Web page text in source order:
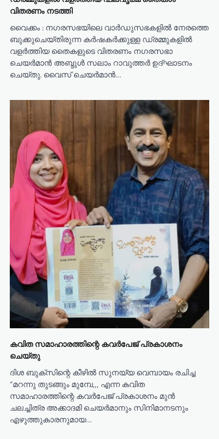
വിതരണം നടത്തി
വൈക്കം : നഗരസഭയിലെ വാർഡുസഭകളിൽ നേരത്തെ
ബുക്കുചെയ്തിരുന്ന കർഷകർക്കുള്ള ഡ്രമ്മുകളിൽ
വളർത്തിയ തൈകളുടെ വിതരണം നഗരസഭാ
ചെയർമാൻ അബ്ദുൾ സലാം റാവുത്തർ ഉദ്ഘാടനം
ചെയ്തു. വൈസ് ചെയർമാൻ…
കവിത സമാഹാരത്തിന്റെ കവർപേജ് പ്രകാശനം
ചെയ്തു
ദിശ ബുക്സിന്റെ കീഴിൽ സുനയ്യ വെമ്പായം രചിച്ച
“മറന്നു തുടങ്ങും മുമ്പേ,,, എന്ന കവിത
സമാഹാരത്തിന്റെ കവർപേജ് പ്രകാശനം മുൻ
ചലച്ചിത്ര അക്കാദമി ചെയർമാനും സിനിമാനടനും
എഴുത്തുകാരനുമായ…